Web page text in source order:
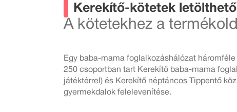
Kerekítő-kötetek letölthető
A kötetekhez a
Egy baba-mama foglalkozáshálózat
250 csoportban tart Kerekítő baba-mama
játéktérrel) és Kerekítő néptáncos Tippentő
gyermekdalok felelevenítése.